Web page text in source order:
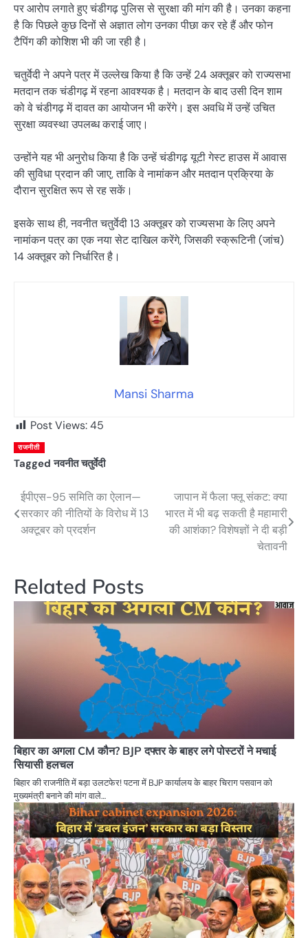
पर आरोप लगाते हुए चंडीगढ़ पुलिस से सुरक्षा की मांग की है। उनका कहना
है कि पिछले कुछ दिनों से अज्ञात लोग उनका पीछा कर रहे हैं और फोन
टैपिंग की कोशिश भी की जा रही है।
चतुर्वेदी ने अपने पत्र में उल्लेख किया है कि उन्हें 24 अक्तूबर को राज्यसभा
मतदान तक चंडीगढ़ में रहना आवश्यक है। मतदान के बाद उसी दिन शाम
को वे चंडीगढ़ में दावत का आयोजन भी करेंगे। इस अवधि में उन्हें उचित
सुरक्षा व्यवस्था उपलब्ध कराई जाए।
उन्होंने यह भी अनुरोध किया है कि उन्हें चंडीगढ़ यूटी गेस्ट हाउस में आवास
की सुविधा प्रदान की जाए, ताकि वे नामांकन और मतदान प्रक्रिया के
दौरान सुरक्षित रूप से रह सकें।
इसके साथ ही, नवनीत चतुर्वेदी 13 अक्तूबर को राज्यसभा के लिए अपने
नामांकन पत्र का एक नया सेट दाखिल करेंगे, जिसकी स्क्रूटिनी (जांच)
14 अक्तूबर को निर्धारित है।
Mansi Sharma
Post Views:45
राजनीती
Taggedनवनीत चतुर्वेदी
Post
navigation
ईपीएस-95 समिति का ऐलान—
सरकार की नीतियों के विरोध में 13
अक्टूबर को प्रदर्शन
जापान में फैला फ्लू संकट: क्या
भारत में भी बढ़ सकती है महामारी
की आशंका? विशेषज्ञों ने दी बड़ी
चेतावनी
Related Posts
बिहार का अगला CM कौन? BJP दफ्तर के बाहर लगे पोस्टरों ने मचाई
सियासी हलचल
बिहार की राजनीति में बड़ा उलटफेर! पटना में BJP कार्यालय के बाहर चिराग पसवान को
मुख्यमंत्री बनाने की मांग वाले…